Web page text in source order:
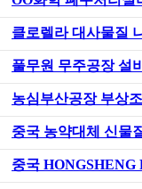
클로렐라 대사물질
풀무원 무주공장 설
농심부산공장 부상
중국 농약대체 신물
중국